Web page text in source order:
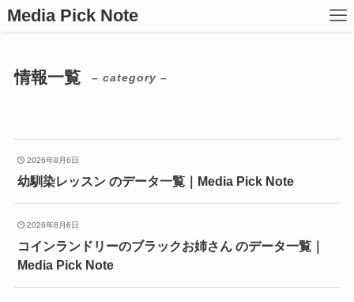
Media Pick Note
情報一覧 – category –
2026年8月6日
幼馴染レッスン のデータ一覧｜Media Pick Note
2026年8月6日
コインランドリーのブラックお姉さん のデータ一覧｜
Media Pick Note